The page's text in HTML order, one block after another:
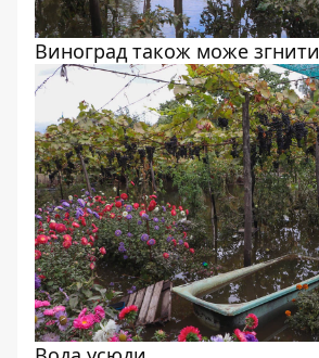
Виноград також може згнити